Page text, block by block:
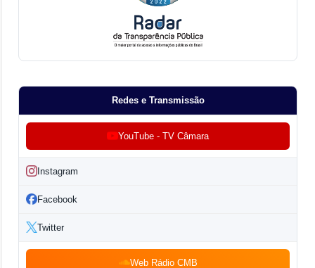
Redes e Transmissão
YouTube - TV Câmara
Instagram
Facebook
Twitter
Web Rádio CMB